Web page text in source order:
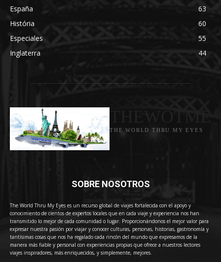
España
63
História
60
Especiales
55
Inglaterra
44
THE WORLD THRU MY EYES
SOBRE NOSOTROS
The World Thru My Eyes es un recurso global de viajes fortalecida con el apoyo y
conocimiento de cientos de expertos locales que en cada viaje y experiencia nos han
transmitido lo mejor de cada comunidad o lugar. Proporcionándonos el mejor valor para
expresar nuestra pasión por viajar y conocer culturas, personas, historias, gastronomía y
tantísimas cosas que nos ha regalado cada rincón del mundo que expresamos de la
manera más fiable y personal con experiencias propias que ofrece a nuestros lectores
viajes inspiradores, más enriquecidos, y simplemente, mejores.